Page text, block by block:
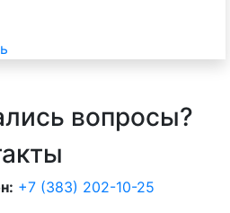
вопросы?
+7 (383) 202-10-25